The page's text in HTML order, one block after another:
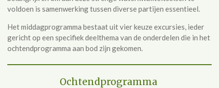
voldoen is samenwerking tussen diverse partijen essentieel.
Het middagprogramma bestaat uit vier keuze excursies, ieder
gericht op een specifiek deelthema van de onderdelen die in het
ochtendprogramma aan bod zijn gekomen.
Ochtendprogramma